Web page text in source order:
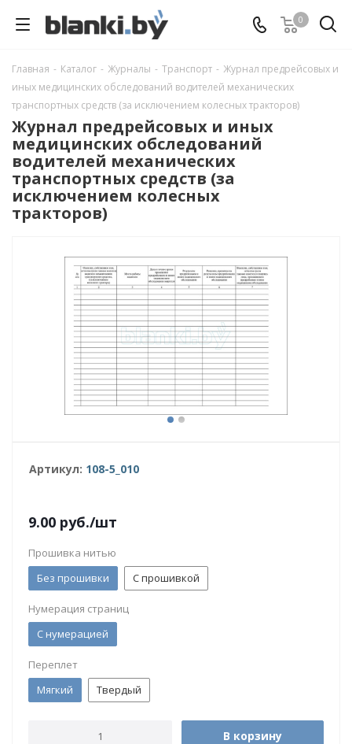
0
Главная - Каталог - Журналы - Транспорт - Журнал предрейсовых и
иных медицинских обследований водителей механических
транспортных средств (за исключением колесных тракторов)
Журнал предрейсовых и иных
медицинских обследований
водителей механических
транспортных средств (за
исключением колесных
тракторов)
Артикул: 108-5_010
9.00 руб./шт
Прошивка нитью
Без прошивки
С прошивкой
Нумерация страниц
С нумерацией
Переплет
Мягкий
Твердый
В корзину